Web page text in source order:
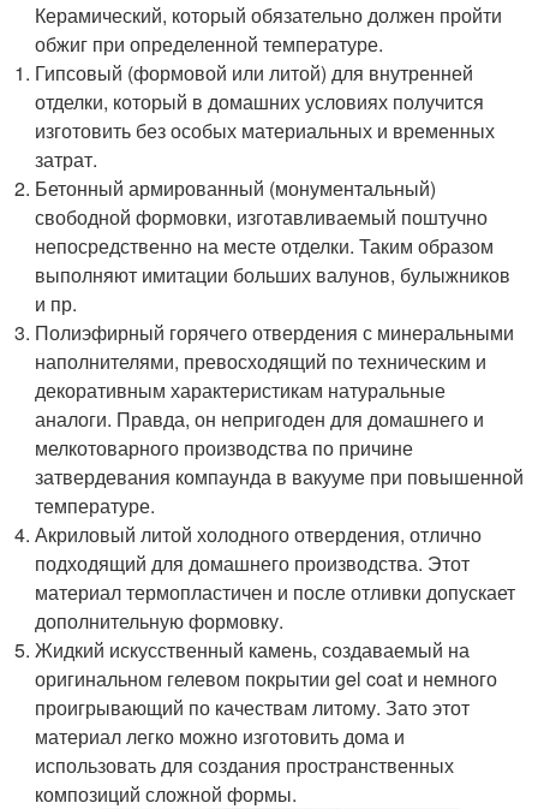
Керамический, который обязательно должен пройти
обжиг при определенной температуре.
Гипсовый (формовой или литой) для внутренней
отделки, который в домашних условиях получится
изготовить без особых материальных и временных
затрат.
Бетонный армированный (монументальный)
свободной формовки, изготавливаемый поштучно
непосредственно на месте отделки. Таким образом
выполняют имитации больших валунов, булыжников
и пр.
Полиэфирный горячего отвердения с минеральными
наполнителями, превосходящий по техническим и
декоративным характеристикам натуральные
аналоги. Правда, он непригоден для домашнего и
мелкотоварного производства по причине
затвердевания компаунда в вакууме при повышенной
температуре.
Акриловый литой холодного отвердения, отлично
подходящий для домашнего производства. Этот
материал термопластичен и после отливки допускает
дополнительную формовку.
Жидкий искусственный камень, создаваемый на
оригинальном гелевом покрытии gel coat и немного
проигрывающий по качествам литому. Зато этот
материал легко можно изготовить дома и
использовать для создания пространственных
композиций сложной формы.